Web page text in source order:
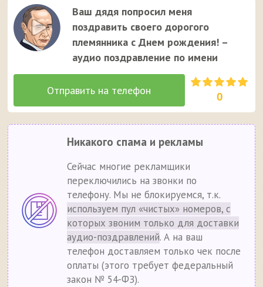
Ваш дядя попросил меня
поздравить своего дорогого
племянника с Днем рождения! –
аудио поздравление по имени
0
Никакого спама и рекламы
Сейчас многие рекламщики
переключились на звонки по
телефону. Мы не блокируемся, т.к.
используем пул «чистых» номеров, с
которых звоним только для доставки
аудио-поздравлений. А на ваш
телефон доставляем только чек после
оплаты (этого требует федеральный
закон № 54-ФЗ).